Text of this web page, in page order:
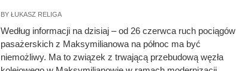
BY ŁUKASZ RELIGA
Według informacji na dzisiaj – od 26 czerwca ruch pociągów
pasażerskich z Maksymilianowa na północ ma być
niemożliwy. Ma to związek z trwającą przebudową węzła